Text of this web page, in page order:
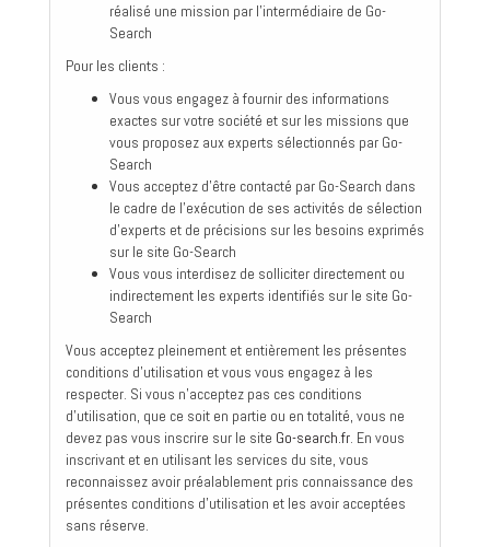
réalisé une mission par l’intermédiaire de Go-
Search
Pour les clients :
Vous vous engagez à fournir des informations
exactes sur votre société et sur les missions que
vous proposez aux experts sélectionnés par Go-
Search
Vous acceptez d'être contacté par Go-Search dans
le cadre de l'exécution de ses activités de sélection
d’experts et de précisions sur les besoins exprimés
sur le site Go-Search
Vous vous interdisez de solliciter directement ou
indirectement les experts identifiés sur le site Go-
Search
Vous acceptez pleinement et entièrement les présentes
conditions d'utilisation et vous vous engagez à les
respecter. Si vous n'acceptez pas ces conditions
d'utilisation, que ce soit en partie ou en totalité, vous ne
devez pas vous inscrire sur le site Go-search.fr. En vous
inscrivant et en utilisant les services du site, vous
reconnaissez avoir préalablement pris connaissance des
présentes conditions d'utilisation et les avoir acceptées
sans réserve.